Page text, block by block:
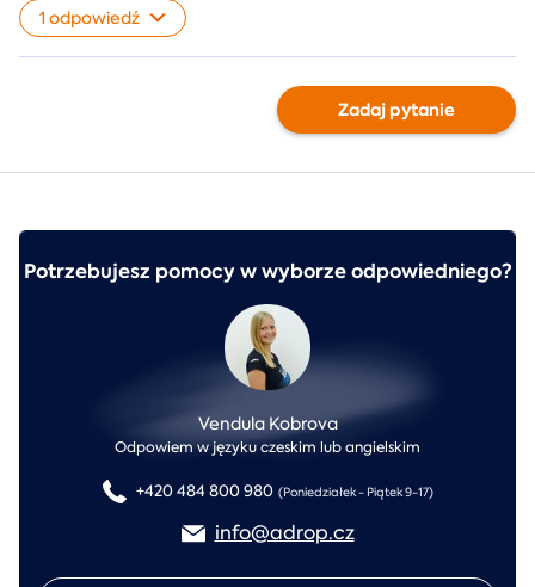
1 odpowiedź
Zadaj pytanie
Potrzebujesz pomocy w wyborze odpowiedniego?
Vendula Kobrova
Odpowiem w języku czeskim lub angielskim
+420 484 800 980 (Poniedziałek - Piątek 9-17)
info@adrop.cz